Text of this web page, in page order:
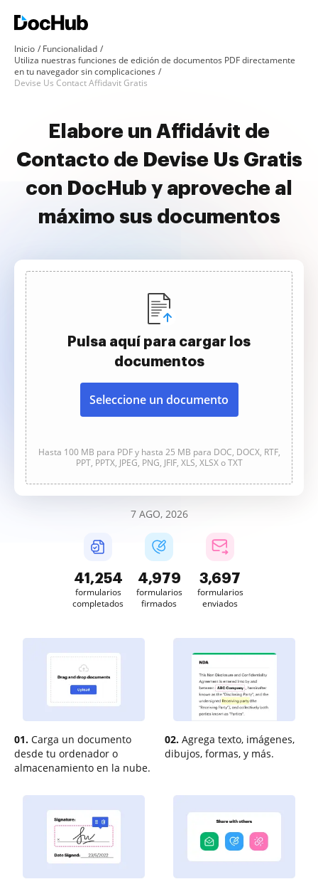
Inicio
Funcionalidad
Utiliza nuestras funciones de edición de documentos PDF directamente
en tu navegador sin complicaciones
Devise Us Contact Affidavit Gratis
Elabore un Affidávit de
Contacto de Devise Us Gratis
con DocHub y aproveche al
máximo sus documentos
Pulsa aquí para cargar los
documentos
Seleccione un documento
Hasta 100 MB para PDF y hasta 25 MB para DOC, DOCX, RTF,
PPT, PPTX, JPEG, PNG, JFIF, XLS, XLSX o TXT
7 AGO, 2026
41,254
formularios
completados
4,980
formularios
firmados
3,697
formularios
enviados
01. Carga un documento
desde tu ordenador o
almacenamiento en la nube.
02. Agrega texto, imágenes,
dibujos, formas, y más.